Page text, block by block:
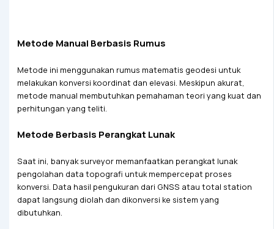
Metode Manual Berbasis Rumus
Metode ini menggunakan rumus matematis geodesi untuk
melakukan konversi koordinat dan elevasi. Meskipun akurat,
metode manual membutuhkan pemahaman teori yang kuat dan
perhitungan yang teliti.
Metode Berbasis Perangkat Lunak
Saat ini, banyak surveyor memanfaatkan perangkat lunak
pengolahan data topografi untuk mempercepat proses
konversi. Data hasil pengukuran dari GNSS atau total station
dapat langsung diolah dan dikonversi ke sistem yang
dibutuhkan.